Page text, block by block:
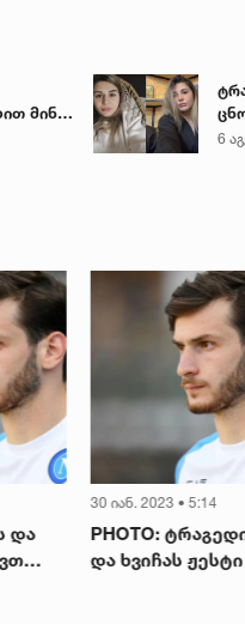
მინდა
6
და
30 იან. 2023 • 5:14
PHOTO:
და ხვიჩას